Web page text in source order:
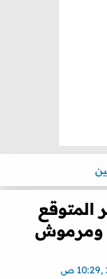
ومرموش